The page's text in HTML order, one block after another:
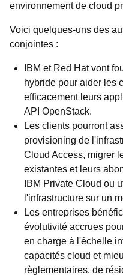
environnement de cloud
Voici quelques-uns des
conjointes :
IBM et Red Hat vont
hybride pour aider les
efficacement leurs
API OpenStack.
Les clients pourront
provisioning de
Cloud Access, migrer
existantes et leurs
IBM Private Cloud ou
l'infrastructure sur un
Les entreprises
évolutivité accrues
en charge à l'échelle
capacités cloud et
règlementaires, de